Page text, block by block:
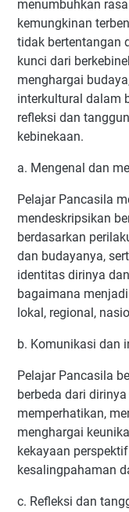
menumbuhkan
kemungkinan
tidak bertentangan
kunci dari
menghargai
interkultural dalam
refleksi dan
kebinekaan.
a. Mengenal dan
Pelajar Pancasila
mendeskripsikan
berdasarkan
dan budayanya,
identitas dirinya
bagaimana
lokal, regional,
b. Komunikasi dan
Pelajar Pancasila
berbeda dari
memperhatikan,
menghargai
kekayaan
kesalingpahaman
c. Refleksi dan